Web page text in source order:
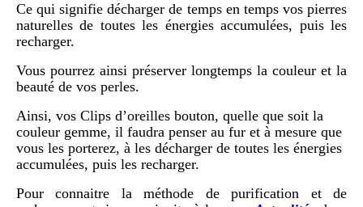
Ce qui signifie décharger de temps en temps vos pierres
naturelles de toutes les énergies accumulées, puis les
recharger.
Vous pourrez ainsi préserver longtemps la couleur et la
beauté de vos perles.
Ainsi, vos Clips d’oreilles bouton, quelle que soit la
couleur gemme, il faudra penser au fur et à mesure que
vous les porterez, à les décharger de toutes les énergies
accumulées, puis les recharger.
Pour connaitre la méthode de purification et de